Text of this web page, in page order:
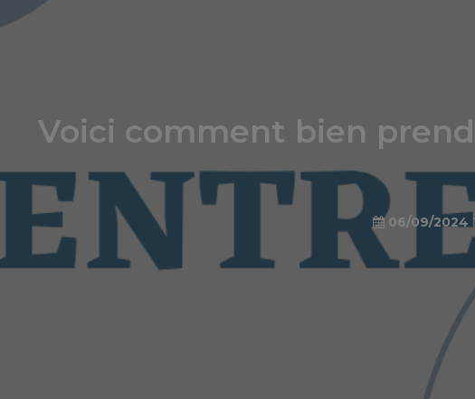
Voici comment bien
06/09/2024